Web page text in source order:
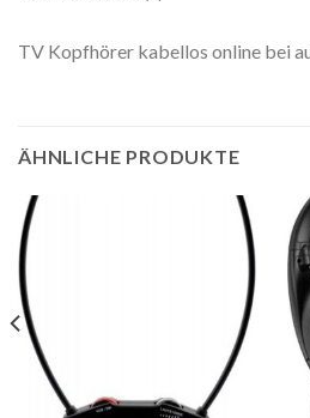
TV Kopfhörer kabellos online bei
ÄHNLICHE PRODUKTE